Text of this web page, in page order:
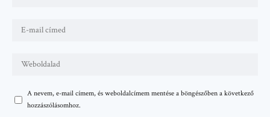
A nevem, e-mail címem, és weboldalcímem mentése a böngészőben a következő
hozzászólásomhoz.